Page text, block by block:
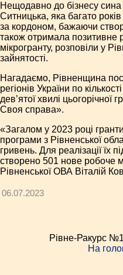
Нещодавно до бізнесу
Ситницька, яка багато
за кордоном, бажаючи
також отримала позитивне
мікрогранту, розповіли у
зайнятості.
Нагадаємо, Рівненщина
регіонів України по
дев’ятої хвилі цьогорічної
Своя справа».
«Загалом у 2023 році
програми з Рівненської
гривень. Для реалізації їх
створено 501 нове робоче
Рівненської ОВА Віталій
06.07.2023
Рівне-Ракурс
На